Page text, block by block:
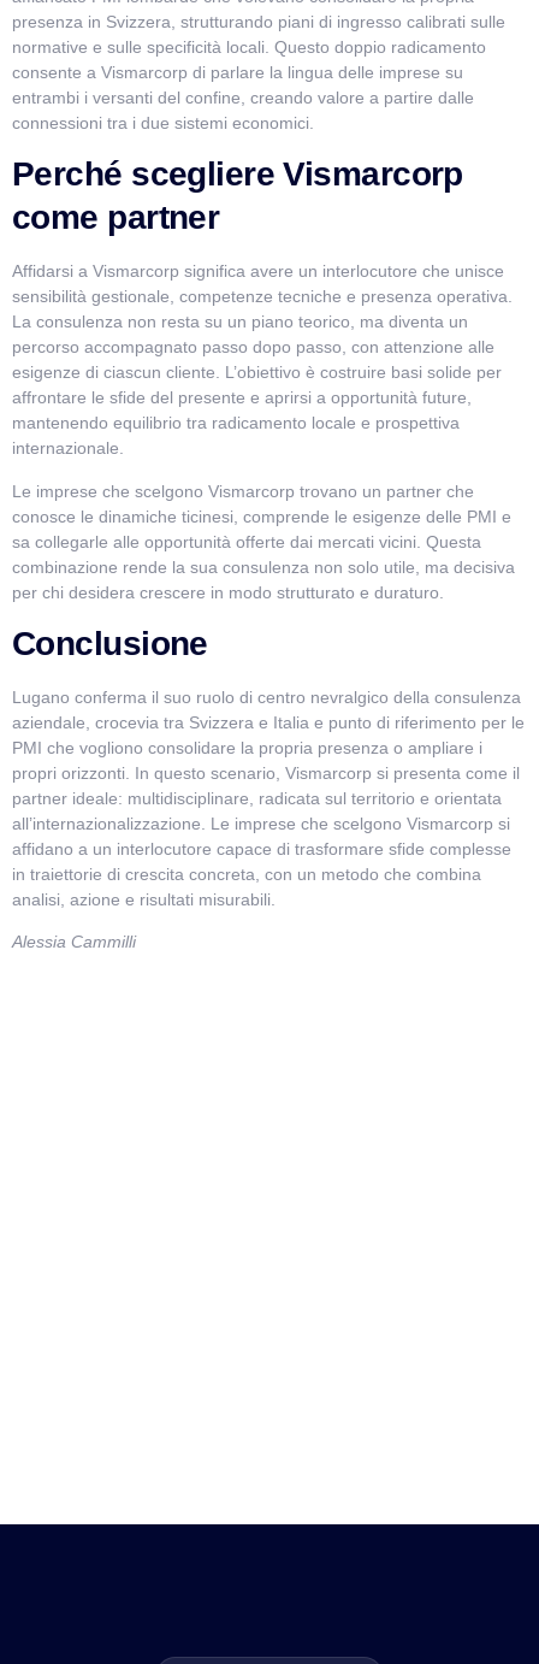
presenza in Svizzera, strutturando piani di ingresso calibrati sulle
normative e sulle specificità locali. Questo doppio radicamento
consente a Vismarcorp di parlare la lingua delle imprese su
entrambi i versanti del confine, creando valore a partire dalle
connessioni tra i due sistemi economici.
Perché scegliere Vismarcorp
come partner
Affidarsi a Vismarcorp significa avere un interlocutore che unisce
sensibilità gestionale, competenze tecniche e presenza operativa.
La consulenza non resta su un piano teorico, ma diventa un
percorso accompagnato passo dopo passo, con attenzione alle
esigenze di ciascun cliente. L’obiettivo è costruire basi solide per
affrontare le sfide del presente e aprirsi a opportunità future,
mantenendo equilibrio tra radicamento locale e prospettiva
internazionale.
Le imprese che scelgono Vismarcorp trovano un partner che
conosce le dinamiche ticinesi, comprende le esigenze delle PMI e
sa collegarle alle opportunità offerte dai mercati vicini. Questa
combinazione rende la sua consulenza non solo utile, ma decisiva
per chi desidera crescere in modo strutturato e duraturo.
Conclusione
Lugano conferma il suo ruolo di centro nevralgico della consulenza
aziendale, crocevia tra Svizzera e Italia e punto di riferimento per le
PMI che vogliono consolidare la propria presenza o ampliare i
propri orizzonti. In questo scenario, Vismarcorp si presenta come il
partner ideale: multidisciplinare, radicata sul territorio e orientata
all’internazionalizzazione. Le imprese che scelgono Vismarcorp si
affidano a un interlocutore capace di trasformare sfide complesse
in traiettorie di crescita concreta, con un metodo che combina
analisi, azione e risultati misurabili.
Alessia Cammilli